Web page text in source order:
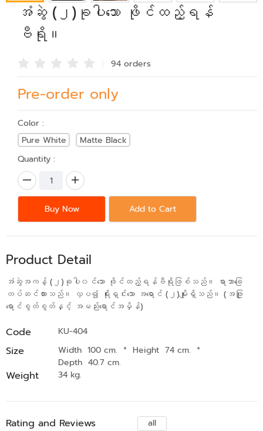
အံဆွဲ (၂)ခုပါသော ဖိုင်ထည့်ရန်
ဗီရို။
94 orders
Pre-order only
Color :
Pure White
Matte Black
Quantity :
Buy Now Add to Cart
Product Detail
အံဆွဲအကန့် (၂)ခုပါ၀င်သော ဖိုင်ထည့်ရန်ဗီရိုဖြစ်သည်။ ရာဘာခြေ
တပ်ဆင်ထားသည်။ လှပ၍ ရိုးရှင်းသော အရောင် (၂)မျိုးရှိသည်။ (အဖြူ
ရောင်စွတ်စွတ်နှင့် အမည်းရောင်အမှိန်)
Code KU-404
Size Width 100 cm. * Height 74 cm. *
Depth 40.7 cm.
Weight 34 kg.
Rating and Reviews
all